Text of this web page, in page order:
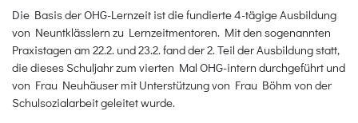
Die Basis der OHG-Lernzeit ist die fundierte 4-tägige Ausbildung
von Neuntklässlern zu Lernzeitmentoren. Mit den sogenannten
Praxistagen am 22.2. und 23.2. fand der 2. Teil der Ausbildung statt,
die dieses Schuljahr zum vierten Mal OHG-intern durchgeführt und
von Frau Neuhäuser mit Unterstützung von Frau Böhm von der
Schulsozialarbeit geleitet wurde.